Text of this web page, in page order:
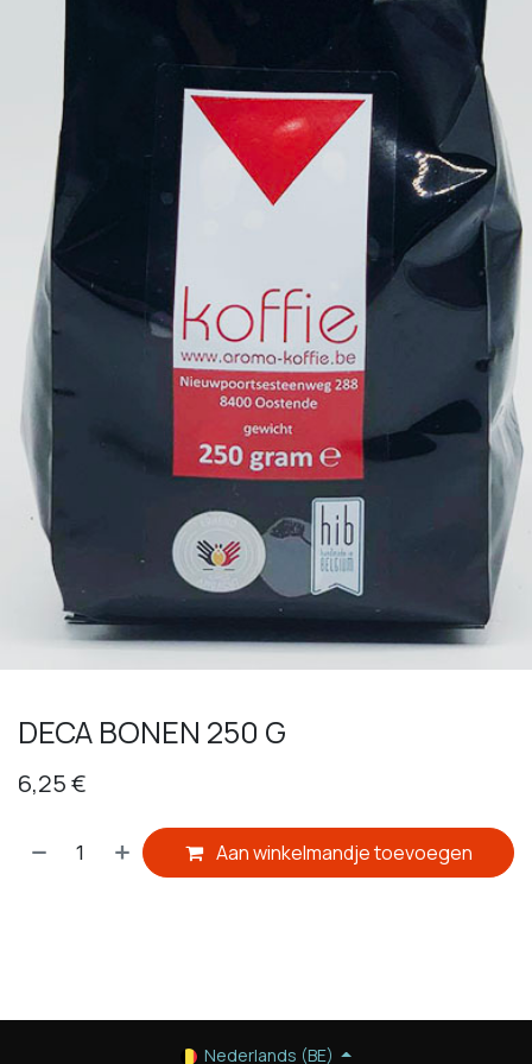
​DECA BONEN 250 G
6,25€
Aan winkelmandje toevoegen
Nederlands (BE)